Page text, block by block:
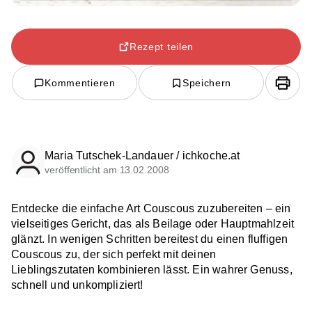
Rezept teilen
Kommentieren Speichern
Maria Tutschek-Landauer / ichkoche.at
veröffentlicht am 13.02.2008
Entdecke die einfache Art Couscous zuzubereiten – ein
vielseitiges Gericht, das als Beilage oder Hauptmahlzeit
glänzt. In wenigen Schritten bereitest du einen fluffigen
Couscous zu, der sich perfekt mit deinen
Lieblingszutaten kombinieren lässt. Ein wahrer Genuss,
schnell und unkompliziert!